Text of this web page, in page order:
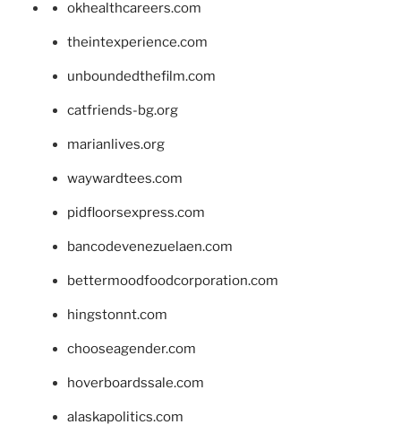
okhealthcareers.com
theintexperience.com
unboundedthefilm.com
catfriends-bg.org
marianlives.org
waywardtees.com
pidfloorsexpress.com
bancodevenezuelaen.com
bettermoodfoodcorporation.com
hingstonnt.com
chooseagender.com
hoverboardssale.com
alaskapolitics.com